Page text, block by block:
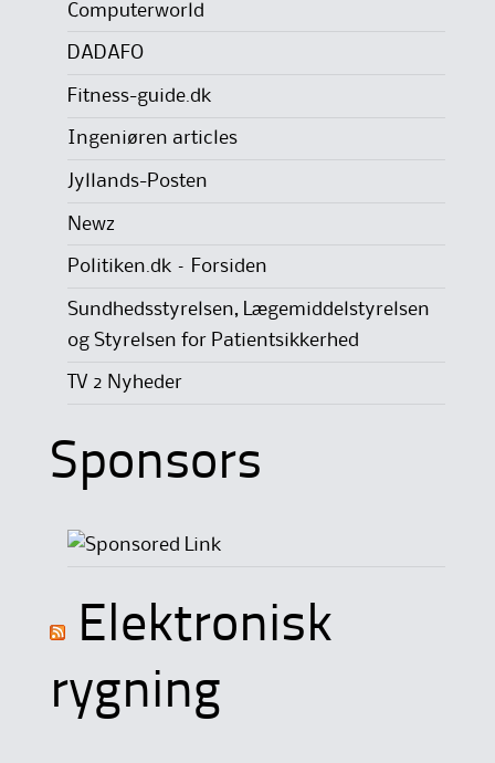
Computerworld
DADAFO
Fitness-guide.dk
Ingeniøren articles
Jyllands-Posten
Newz
Politiken.dk – Forsiden
Sundhedsstyrelsen, Lægemiddelstyrelsen
og Styrelsen for Patientsikkerhed
TV 2 Nyheder
Sponsors
Elektronisk
rygning